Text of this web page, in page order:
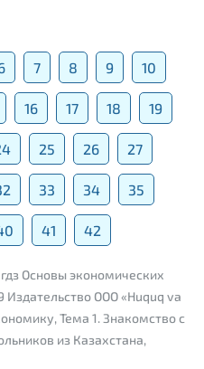
7 8 9 10
16 17 18 19
25 26 27
33 34 35
41 42
Основы экономических
Издательство ООО «Huquq va
Тема 1. Знакомство с
из Казахстана,